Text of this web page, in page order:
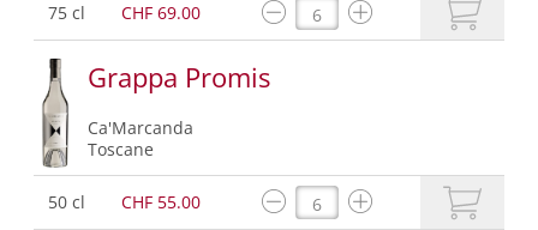
75 cl CHF 69.00
Grappa Promis
Ca'Marcanda
Toscane
50 cl CHF 55.00